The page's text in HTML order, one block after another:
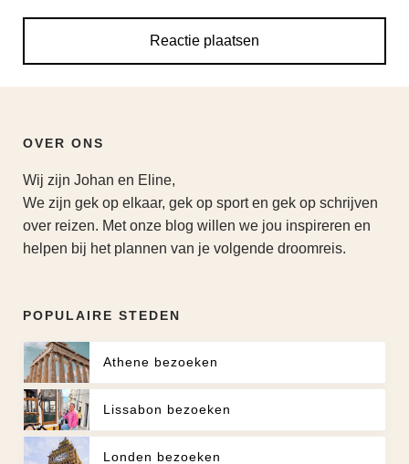
OVER ONS
Wij zijn Johan en Eline,
We zijn gek op elkaar, gek op sport en gek op schrijven
over reizen. Met onze blog willen we jou inspireren en
helpen bij het plannen van je volgende droomreis.
POPULAIRE STEDEN
Athene bezoeken
Lissabon bezoeken
Londen bezoeken